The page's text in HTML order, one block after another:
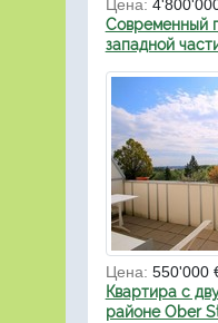
Цена:
Современный
западной
Цена: 550'000
Квартира с
районе Ober